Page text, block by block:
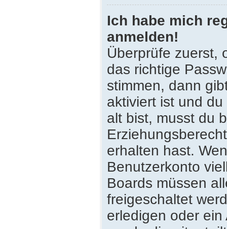
Ich habe mich
anmelden!
Überprüfe zuerst,
das richtige
stimmen, dann
aktiviert ist und
alt bist, musst du
erhalten hast.
Benutzerkonto
Boards müssen
freigeschaltet
erledigen oder